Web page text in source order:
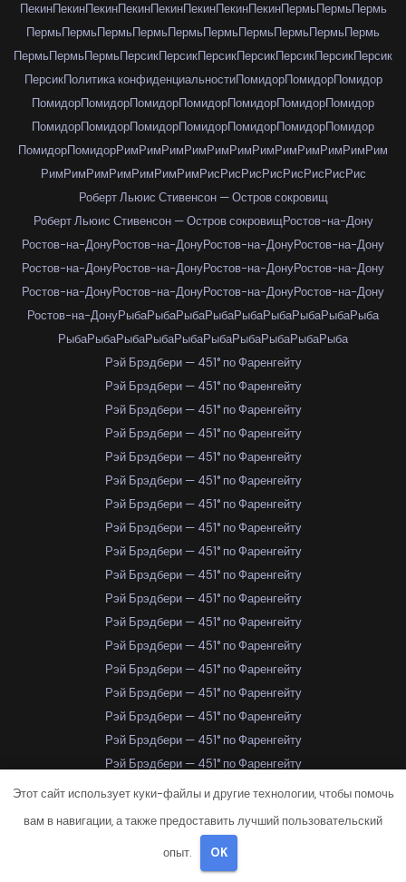
ПекинПекинПекинПекинПекинПекинПекинПекинПермьПермьПермь
ПермьПермьПермьПермьПермьПермьПермьПермьПермьПермь
ПермьПермьПермьПерсикПерсикПерсикПерсикПерсикПерсикПерсик
ПерсикПолитика конфиденциальностиПомидорПомидорПомидор
ПомидорПомидорПомидорПомидорПомидорПомидорПомидор
ПомидорПомидорПомидорПомидорПомидорПомидорПомидор
ПомидорПомидорРимРимРимРимРимРимРимРимРимРимРимРим
РимРимРимРимРимРимРимРисРисРисРисРисРисРисРис
Роберт Льюис Стивенсон — Остров сокровищ
Роберт Льюис Стивенсон — Остров сокровищРостов-на-Дону
Ростов-на-ДонуРостов-на-ДонуРостов-на-ДонуРостов-на-Дону
Ростов-на-ДонуРостов-на-ДонуРостов-на-ДонуРостов-на-Дону
Ростов-на-ДонуРостов-на-ДонуРостов-на-ДонуРостов-на-Дону
Ростов-на-ДонуРыбаРыбаРыбаРыбаРыбаРыбаРыбаРыбаРыба
РыбаРыбаРыбаРыбаРыбаРыбаРыбаРыбаРыбаРыба
Рэй Брэдбери — 451° по Фаренгейту
Рэй Брэдбери — 451° по Фаренгейту
Рэй Брэдбери — 451° по Фаренгейту
Рэй Брэдбери — 451° по Фаренгейту
Рэй Брэдбери — 451° по Фаренгейту
Рэй Брэдбери — 451° по Фаренгейту
Рэй Брэдбери — 451° по Фаренгейту
Рэй Брэдбери — 451° по Фаренгейту
Рэй Брэдбери — 451° по Фаренгейту
Рэй Брэдбери — 451° по Фаренгейту
Рэй Брэдбери — 451° по Фаренгейту
Рэй Брэдбери — 451° по Фаренгейту
Рэй Брэдбери — 451° по Фаренгейту
Рэй Брэдбери — 451° по Фаренгейту
Рэй Брэдбери — 451° по Фаренгейту
Рэй Брэдбери — 451° по Фаренгейту
Рэй Брэдбери — 451° по Фаренгейту
Рэй Брэдбери — 451° по Фаренгейту
Рэй Брэдбери — 451° по Фаренгейту
Рэй Брэдбери — 451° по Фаренгейту
Рэй Брэдбери — 451° по ФаренгейтуСамара
Этот сайт использует куки-файлы и другие технологии, чтобы помочь
вам в навигации, а также предоставить лучший пользовательский
опыт. OK